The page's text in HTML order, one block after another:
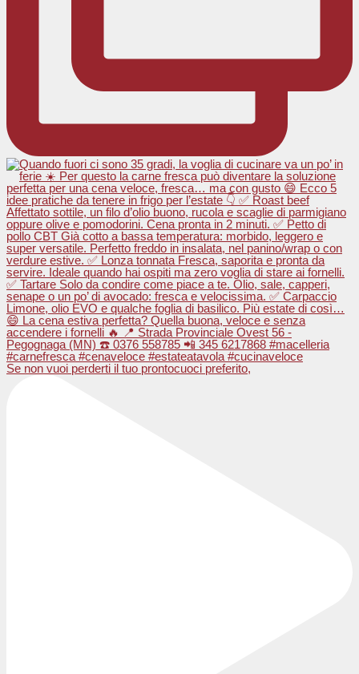
Se non vuoi perderti il tuo prontocuoci preferito,